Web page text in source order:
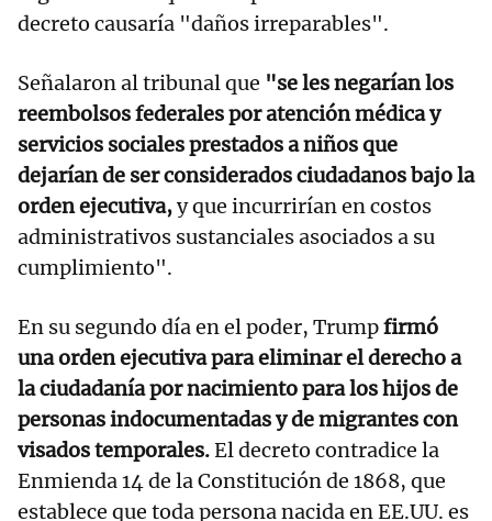
decreto causaría "daños irreparables".
Señalaron al tribunal que "se les negarían los
reembolsos federales por atención médica y
servicios sociales prestados a niños que
dejarían de ser considerados ciudadanos bajo la
orden ejecutiva,y que incurrirían en costos
administrativos sustanciales asociados a su
cumplimiento".
En su segundo día en el poder, Trumpfirmó
una orden ejecutiva para eliminar el derecho a
la ciudadanía por nacimiento para los hijos de
personas indocumentadas y de migrantes con
visados temporales.El decreto contradice la
Enmienda 14 de la Constitución de 1868, que
establece que toda persona nacida en EE.UU. es